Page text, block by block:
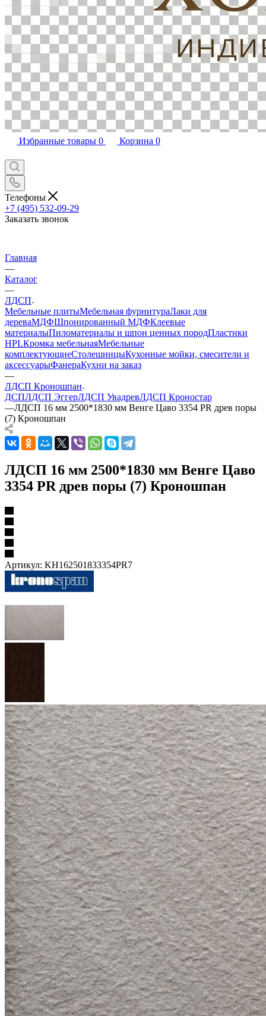
Избранные товары 0 Корзина 0
Телефоны
+7 (495) 532-09-29
Заказать звонок
Главная
—
Каталог
—
ЛДСП
Мебельные плитыМебельная фурнитураЛаки для
дереваМДФШпонированный МДФКлеевые
материалыПиломатериалы и шпон ценных породПластики
HPLКромка мебельнаяМебельные
комплектующиеСтолешницыКухонные мойки, смесители и
аксессуарыФанераКухни на заказ
—
ЛДСП Кроношпан
ДСПЛДСП ЭггерЛДСП УвадревЛДСП Кроностар
—ЛДСП 16 мм 2500*1830 мм Венге Цаво 3354 PR древ поры
(7) Кроношпан
ЛДСП 16 мм 2500*1830 мм Венге Цаво
3354 PR древ поры (7) Кроношпан
Артикул: KH162501833354PR7